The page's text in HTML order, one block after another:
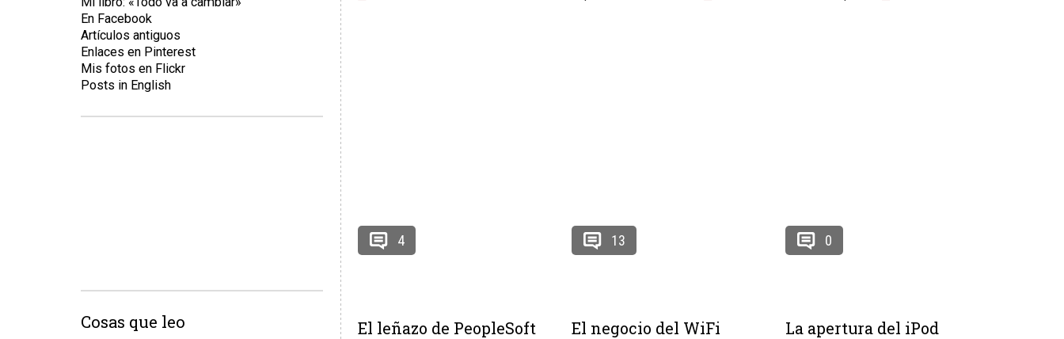
4 13 0
El leñazo de PeopleSoft El negocio del WiFi La apertura del iPod
En Facebook
Artículos antiguos
Enlaces en Pinterest
Mis fotos en Flickr
Posts in English
Cosas que leo